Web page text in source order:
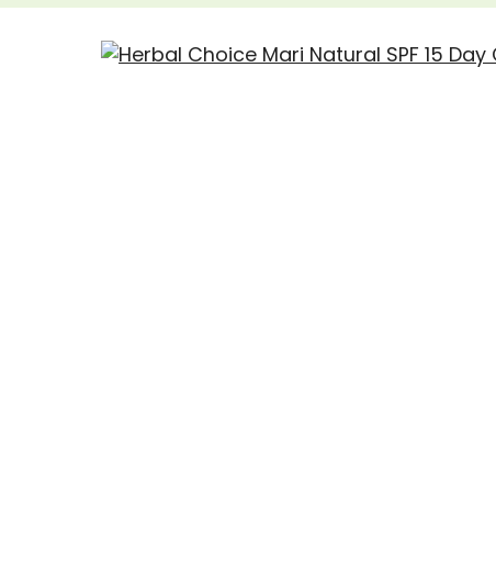
Handen & Voeten